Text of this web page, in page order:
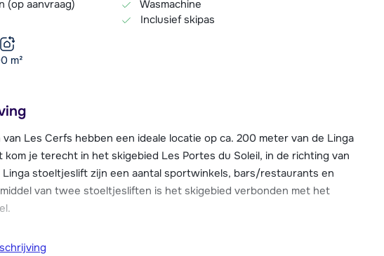
(op aanvraag)
Wasmachine
Inclusief skipas
m²
Les Cerfs hebben een ideale locatie op ca. 200 meter van de Linga
je terecht in het skigebied Les Portes du Soleil, in de richting van
Linga stoeltjeslift zijn een aantal sportwinkels, bars/restaurants en
van twee stoeltjesliften is het skigebied verbonden met het
Châtel bevindt zich op ongeveer 2,5 km afstand en is ook te bereiken